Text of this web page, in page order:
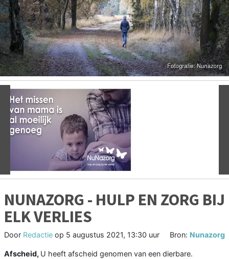
Vorige
NUNAZORG - HULP EN ZORG BIJ
ELK VERLIES
Door Redactie op 5 augustus 2021, 13:30 uur Bron: Nunazorg
Afscheid, U heeft afscheid genomen van een dierbare.